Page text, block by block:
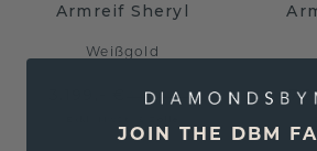
Armreif Sheryl
Weißgold
4.095,- €
JOIN THE DBM